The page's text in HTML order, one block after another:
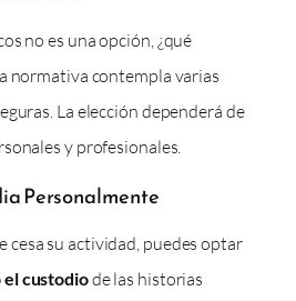
no es una opción, ¿qué
normativa contempla varias
La elección dependerá de
y profesionales.
Personalmente
cesa su actividad, puedes optar
custodiode las historias